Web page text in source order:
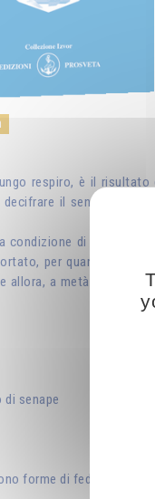
respiro, è il
il senso delle
condizione di non
per quanto
allora, a metà del
senape
forme di fede